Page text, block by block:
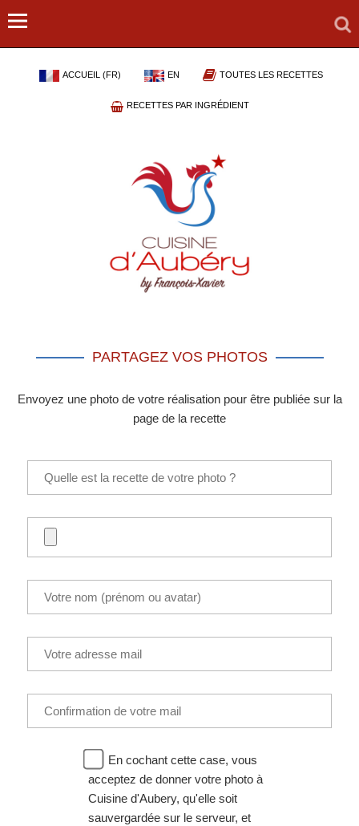
ACCUEIL (FR) EN TOUTES LES RECETTES
RECETTES PAR INGRÉDIENT
PARTAGEZ VOS PHOTOS
Envoyez une photo de votre réalisation pour être publiée sur la
page de la recette
En cochant cette case, vous
acceptez de donner votre photo à
Cuisine d'Aubery, qu'elle soit
sauvergardée sur le serveur, et